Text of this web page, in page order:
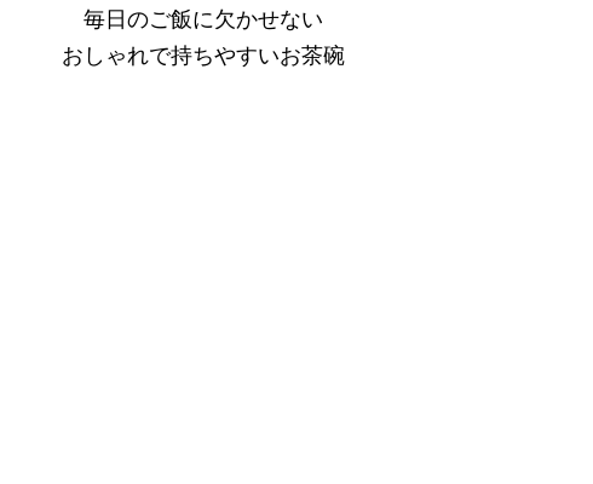
毎日のご飯に欠かせない
おしゃれで持ちやすいお茶碗